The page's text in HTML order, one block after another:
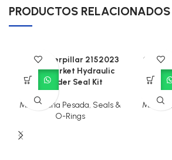
PRODUCTOS RELACIONADOS
CAT Caterpillar 2152023
Aftermarket Hydraulic
Cylinder Seal Kit
Maquinaria Pesada, Seals &
O-Rings